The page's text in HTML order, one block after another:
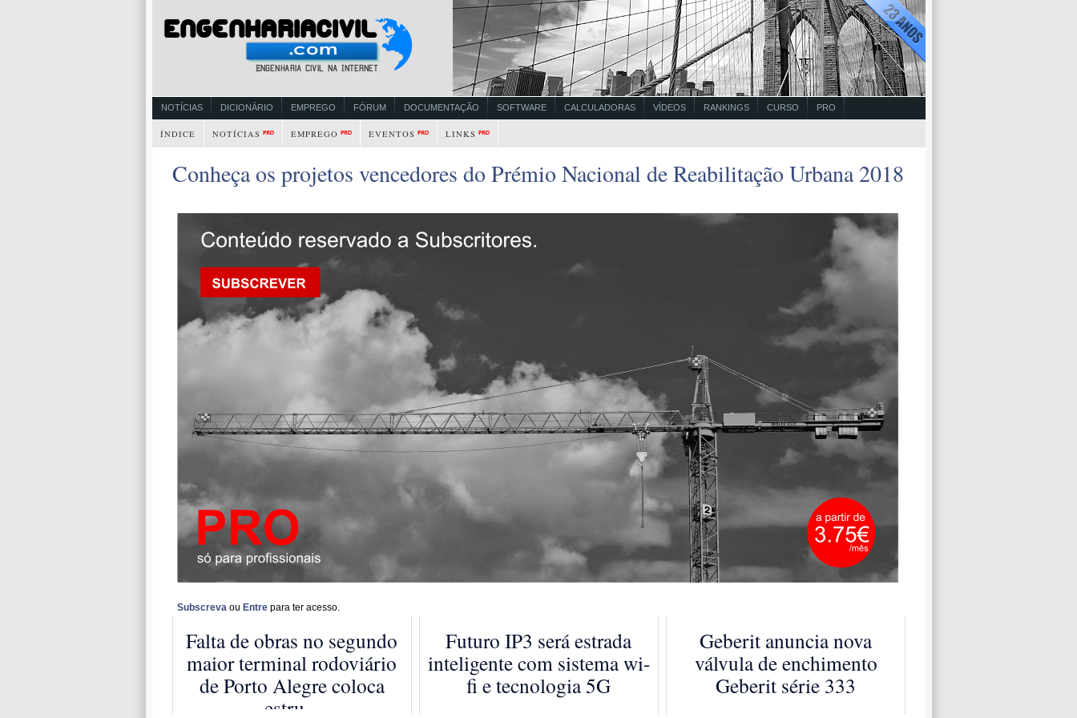
NOTÍCIAS DICIONÁRIO EMPREGO FÓRUM DOCUMENTAÇÃO SOFTWARE CALCULADORAS VÍDEOS RANKINGS CURSO PRO
ÍNDICE NOTÍCIAS EMPREGO EVENTOS LINKS
Conheça os projetos vencedores do Prémio Nacional de Reabilitação Urbana 2018
Subscreva ou Entrepara ter acesso.
Falta de obras no segundo
maior terminal rodoviário
de Porto Alegre coloca
estru...
Futuro IP3 será estrada
inteligente com sistema wi-
fi e tecnologia 5G
Geberit anuncia nova
válvula de enchimento
Geberit série 333